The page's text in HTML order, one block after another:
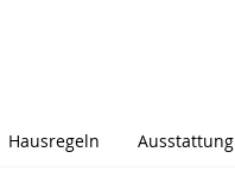
Hausregeln Ausstattung